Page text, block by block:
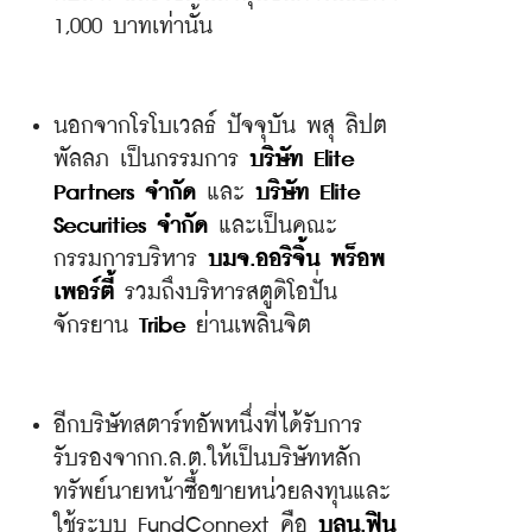
1,000 บาทเท่านั้น
นอกจากโรโบเวลธ์ ปัจจุบัน พสุ ลิปต
พัลลภ เป็นกรรมการ บริษัท Elite
Partners จำกัด และ บริษัท Elite
Securities จำกัด และเป็นคณะ
กรรมการบริหาร บมจ.ออริจิ้น พร็อพ
เพอร์ตี้ รวมถึงบริหารสตูดิโอปั่น
จักรยาน Tribe ย่านเพลินจิต
อีกบริษัทสตาร์ทอัพหนึ่งที่ได้รับการ
รับรองจากก.ล.ต.ให้เป็นบริษัทหลัก
ทรัพย์นายหน้าซื้อขายหน่วยลงทุนและ
ใช้ระบบ FundConnext คือ บลน.ฟิน